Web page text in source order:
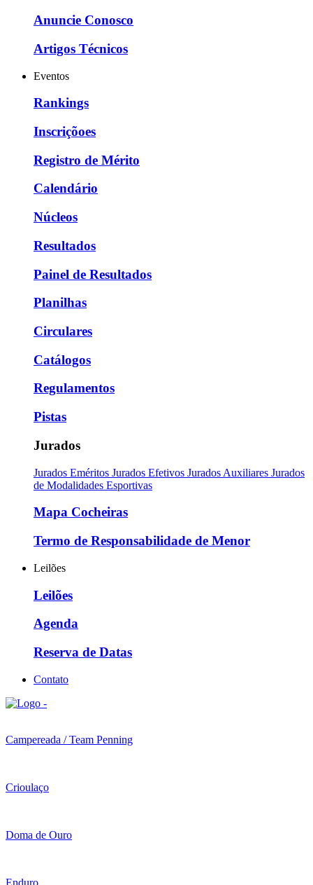
Anuncie Conosco
Artigos Técnicos
Eventos
Rankings
Inscriçõoes
Registro de Mérito
Calendário
Núcleos
Resultados
Painel de Resultados
Planilhas
Circulares
Catálogos
Regulamentos
Pistas
Jurados
Jurados Eméritos Jurados Efetivos Jurados Auxiliares Jurados
de Modalidades Esportivas
Mapa Cocheiras
Termo de Responsabilidade de Menor
Leilões
Leilões
Agenda
Reserva de Datas
Contato
Campereada / Team Penning
Crioulaço
Doma de Ouro
Enduro